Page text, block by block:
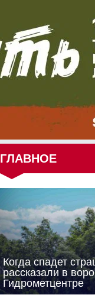
ГЛАВНОЕ
Когда спадет
рассказали в
Гидрометцентре